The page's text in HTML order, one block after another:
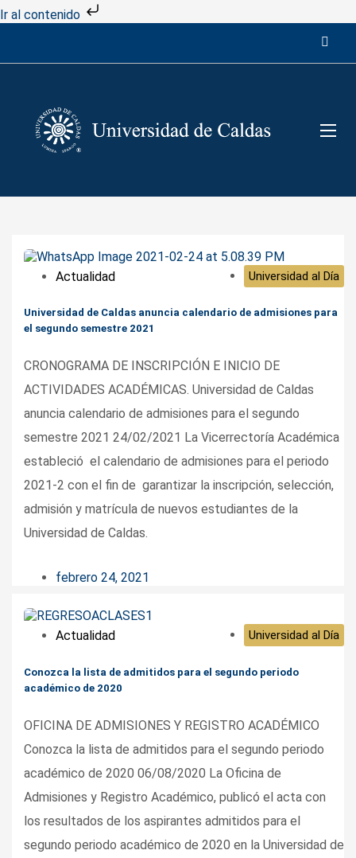
Ir al contenido
Actualidad Universidad al Día
Universidad de Caldas anuncia calendario de admisiones para
el segundo semestre 2021
CRONOGRAMA DE INSCRIPCIÓN E INICIO DE
ACTIVIDADES ACADÉMICAS. Universidad de Caldas
anuncia calendario de admisiones para el segundo
semestre 2021 24/02/2021 La Vicerrectoría Académica
estableció el calendario de admisiones para el periodo
2021-2 con el fin de garantizar la inscripción, selección,
admisión y matrícula de nuevos estudiantes de la
Universidad de Caldas.
febrero 24, 2021
Actualidad Universidad al Día
Conozca la lista de admitidos para el segundo periodo
académico de 2020
OFICINA DE ADMISIONES Y REGISTRO ACADÉMICO
Conozca la lista de admitidos para el segundo periodo
académico de 2020 06/08/2020 La Oficina de
Admisiones y Registro Académico, publicó el acta con
los resultados de los aspirantes admitidos para el
segundo periodo académico de 2020 en la Universidad de